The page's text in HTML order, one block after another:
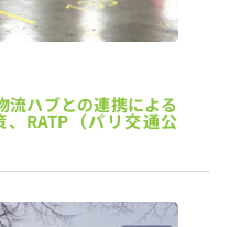
流ハブとの連携による
RATP（パリ交通公